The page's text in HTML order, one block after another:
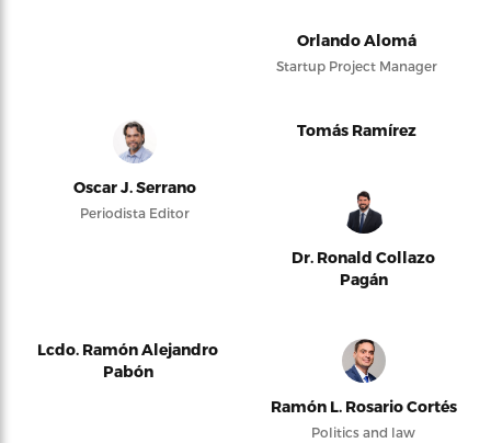
Orlando Alomá
Startup Project Manager
Oscar J. Serrano
Periodista Editor
Tomás Ramírez
Dr. Ronald Collazo
Pagán
Lcdo. Ramón Alejandro
Pabón
Ramón L. Rosario Cortés
Politics and law